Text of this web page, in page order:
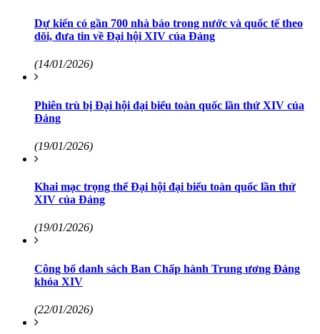
Dự kiến có gần 700 nhà báo trong nước và quốc tế theo
dõi, đưa tin về Đại hội XIV của Đảng
(14/01/2026)
Phiên trù bị Đại hội đại biểu toàn quốc lần thứ XIV của
Đảng
(19/01/2026)
Khai mạc trọng thể Đại hội đại biểu toàn quốc lần thứ
XIV của Đảng
(19/01/2026)
Công bố danh sách Ban Chấp hành Trung ương Đảng
khóa XIV
(22/01/2026)